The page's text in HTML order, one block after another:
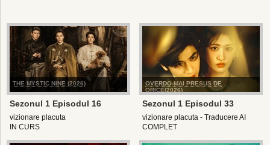
THE MYSTIC NINE (2026)
Sezonul 1 Episodul 16
vizionare placuta
IN CURS
OVERDO-MAI PRESUS DE
ORICE(2026)
Sezonul 1 Episodul 33
vizionare placuta - Traducere AI
COMPLET